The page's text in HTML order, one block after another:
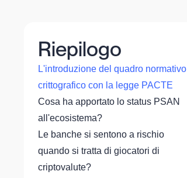
Riepilogo
L'introduzione del quadro normativo
crittografico con la legge PACTE
Cosa ha apportato lo status PSAN
all'ecosistema?
Le banche si sentono a rischio
quando si tratta di giocatori di
criptovalute?